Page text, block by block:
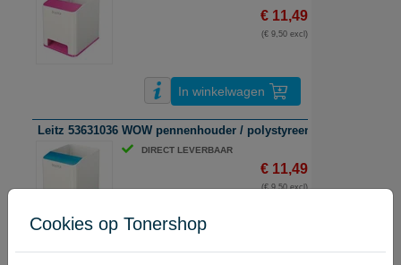
€ 11,49
(€ 9,50 excl)
In winkelwagen
Leitz 53631036 WOW pennenhouder / polystyreen / blauw en wit
DIRECT LEVERBAAR
€ 11,49
(€ 9,50 excl)
Cookies op Tonershop